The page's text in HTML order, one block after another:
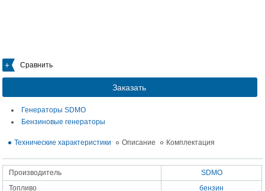
Сравнить
Заказать
Генераторы SDMO
Бензиновые генераторы
Технические характеристики Описание Комплектация
Производитель
SDMO
Топливо
бензин